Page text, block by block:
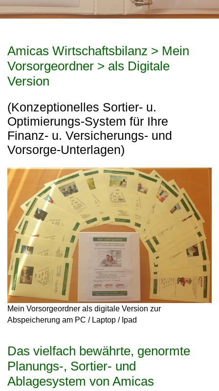
Amicas Wirtschaftsbilanz > Mein
Vorsorgeordner > als Digitale
Version
(Konzeptionelles Sortier- u.
Optimierungs-System für Ihre
Finanz- u. Versicherungs- und
Vorsorge-Unterlagen)
Mein Vorsorgeordner als digitale Version zur
Abspeicherung am PC / Laptop / Ipad
Das vielfach bewährte, genormte
Planungs-, Sortier- und
Ablagesystem von Amicas